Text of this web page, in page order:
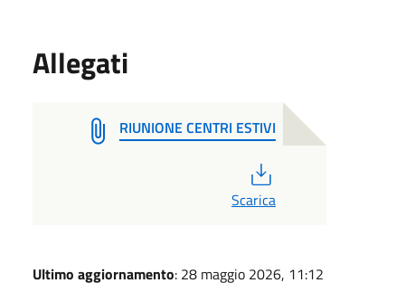
Allegati
RIUNIONE CENTRI ESTIVI
Scarica
Ultimo aggiornamento: 28 maggio 2026, 11:12